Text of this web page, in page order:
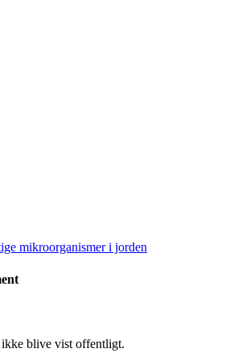
mikroorganismer i jorden
blive vist offentligt.